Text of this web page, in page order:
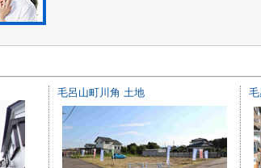
毛呂山町川角 土地